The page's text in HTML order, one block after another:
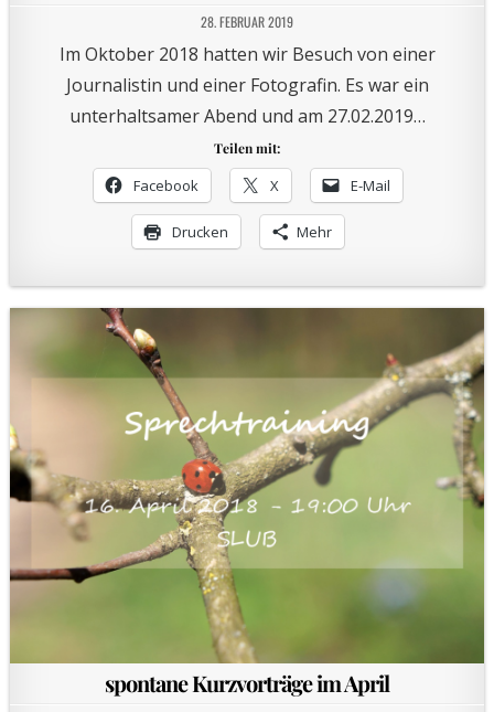
28. FEBRUAR 2019
Im Oktober 2018 hatten wir Besuch von einer
Journalistin und einer Fotografin. Es war ein
unterhaltsamer Abend und am 27.02.2019…
Teilen mit:
Facebook X E-Mail
Drucken Mehr
spontane Kurzvorträge im April